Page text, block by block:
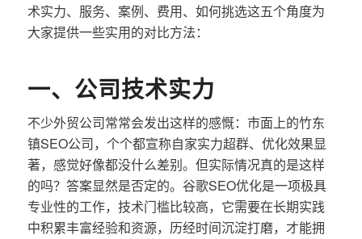
术实力、服务、案例、费用、如何挑选这五个角度为
大家提供一些实用的对比方法：
一、公司技术实力
不少外贸公司常常会发出这样的感慨：市面上的竹东
镇SEO公司，个个都宣称自家实力超群、优化效果显
著，感觉好像都没什么差别。但实际情况真的是这样
的吗？答案显然是否定的。谷歌SEO优化是一项极具
专业性的工作，技术门槛比较高，它需要在长期实践
中积累丰富经验和资源，历经时间沉淀打磨，才能拥